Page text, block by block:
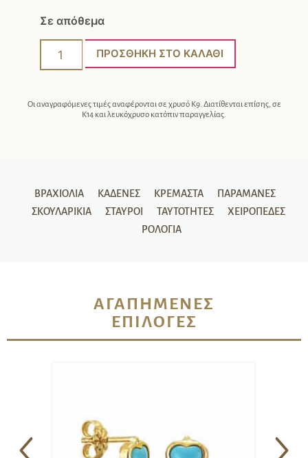
Σε απόθεμα
ΠΡΟΣΘΉΚΗ ΣΤΟ ΚΑΛΆΘΙ
Οι αναγραφόμενες τιμές αναφέρονται σε χρυσό Κ9. Διατίθενται επίσης, σε
Κ14 και λευκόχρυσο κατόπιν παραγγελίας.
ΒΡΑΧΙΌΛΙΑ ΚΑΔΈΝΕΣ ΚΡΕΜΑΣΤΆ
ΠΑΡΑΜΆΝΕΣ
ΣΚΟΥΛΑΡΊΚΙΑ
ΣΤΑΥΡΟΊ ΤΑΥΤΌΤΗΤΕΣ
ΧΕΙΡΟΠΈΔΕΣ
ΡΟΛΌΓΙΑ
ΑΓΑΠΗΜΈΝΕΣ
ΕΠΙΛΟΓΈΣ